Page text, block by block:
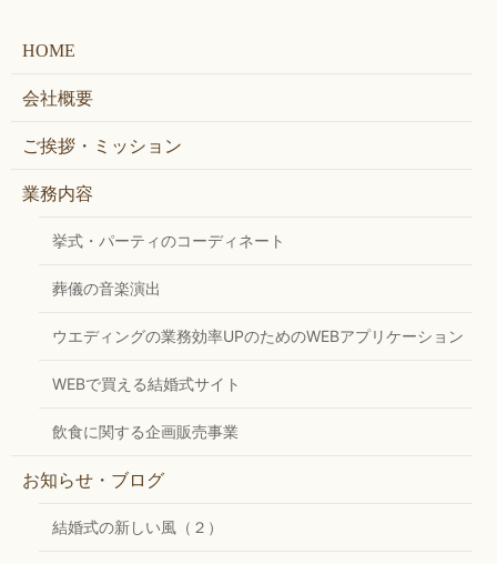
HOME
会社概要
ご挨拶・ミッション
業務内容
挙式・パーティのコーディネート
葬儀の音楽演出
ウエディングの業務効率UPのためのWEBアプリケーション
WEBで買える結婚式サイト
飲食に関する企画販売事業
お知らせ・ブログ
結婚式の新しい風（２）